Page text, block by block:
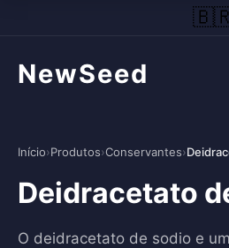
NewSeed
Início›Produtos›Conservantes›
Deidracetato
O deidracetato de sodio e